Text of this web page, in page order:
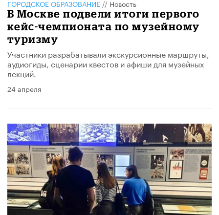
ГОРОДСКОЕ ОБРАЗОВАНИЕ // Новость
В Москве подвели итоги первого
кейс-чемпионата по музейному
туризму
Участники разрабатывали экскурсионные маршруты,
аудиогиды, сценарии квестов и афиши для музейных
лекций.
24 апреля